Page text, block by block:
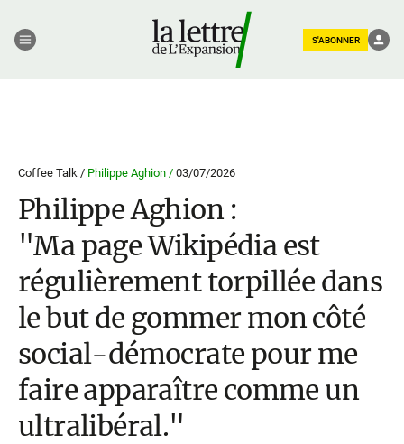
S'ABONNER
Coffee Talk / Philippe Aghion / 03/07/2026
Philippe Aghion :
"Ma page Wikipédia est
régulièrement torpillée dans
le but de gommer mon côté
social-démocrate pour me
faire apparaître comme un
ultralibéral."